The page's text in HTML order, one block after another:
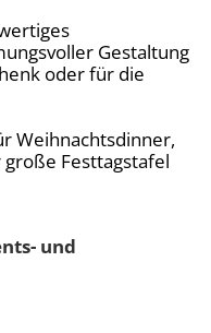
Gestaltung
oder für die
Weihnachtsdinner,
Festtagstafel
und